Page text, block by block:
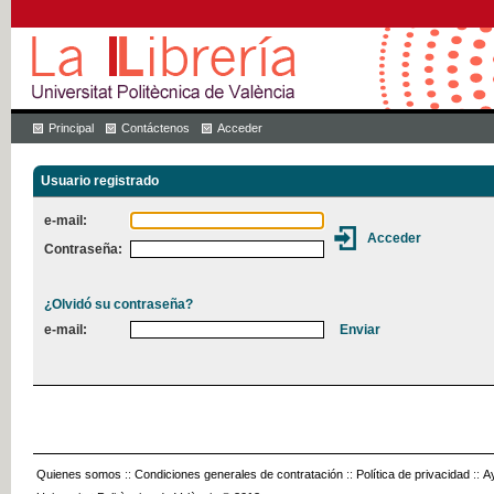
Principal Contáctenos Acceder
Usuario registrado
e-mail:
Contraseña:
¿Olvidó su contraseña?
e-mail:
Quienes somos :: Condiciones generales de contratación :: Política de privacidad ::